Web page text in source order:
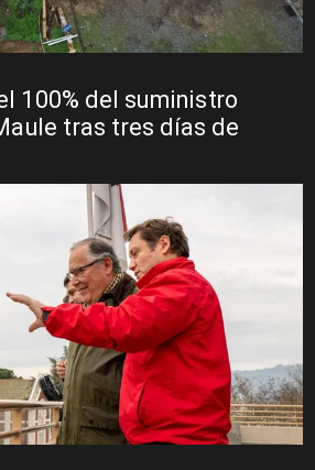
100% del suministro
tras tres días de